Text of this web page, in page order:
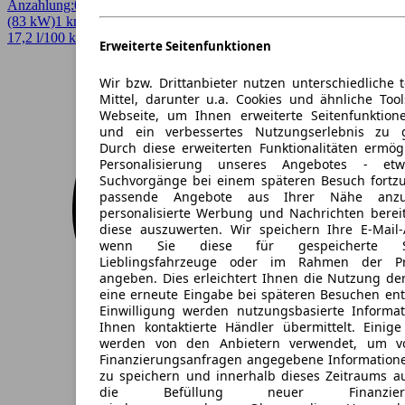
Anzahlung:0,00 €
(83 kW)1 km EZ 08/2026AutomatikSUV / Pickup4 Türen
17,2 l/100 km (komb.)* · 0 g/km CO2* · CO2-Klasse A
Erweiterte Seitenfunktionen
Wir bzw. Drittanbieter nutzen unterschiedliche
Mittel, darunter u.a. Cookies und ähnliche
Webseite, um Ihnen erweiterte
und ein verbessertes Nutzungserlebnis zu
Durch diese erweiterten Funktionalitäten
Personalisierung unseres Angebotes -
Suchvorgänge bei einem späteren Besuch
passende Angebote aus Ihrer Nähe
personalisierte Werbung und Nachrichten
diese auszuwerten. Wir speichern Ihre E-Mail-
wenn Sie diese für gespeicherte
Lieblingsfahrzeuge oder im Rahmen der
angeben. Dies erleichtert Ihnen die Nutzung
eine erneute Eingabe bei späteren Besuchen
Einwilligung werden nutzungsbasierte
Ihnen kontaktierte Händler übermittelt. Einige
werden von den Anbietern verwendet, um
Finanzierungsanfragen angegebene
zu speichern und innerhalb dieses Zeitraums
die Befüllung neuer